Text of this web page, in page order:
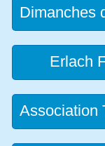
Dimanches
Erlach
Association